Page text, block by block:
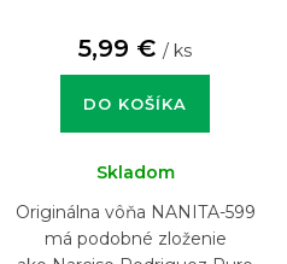
5,99 € / ks
DO KOŠÍKA
Skladom
Originálna vôňa NANITA-599
má podobné zloženie